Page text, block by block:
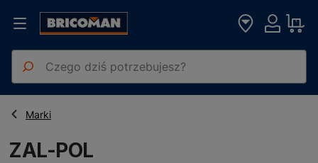
Strona główna
Marki
ZAL-POL
ZAL-POL